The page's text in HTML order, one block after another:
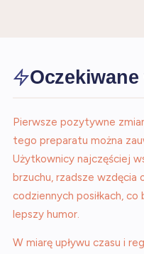
Pierwsze pozytywne
tego preparatu można
Użytkownicy najczęściej
brzuchu, rzadsze wzdęcia
codziennych posiłkach, co
lepszy humor.
W miarę upływu czasu i